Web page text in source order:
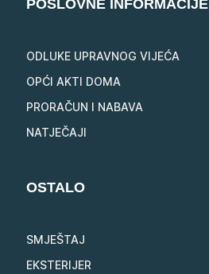
POSLOVNE INFORMACIJE
ODLUKE UPRAVNOG VIJEĆA
OPĆI AKTI DOMA
PRORAČUN I NABAVA
NATJEČAJI
OSTALO
SMJEŠTAJ
EKSTERIJER